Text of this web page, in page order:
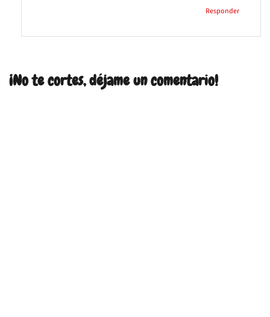
Responder
¡No te cortes, déjame un comentario!